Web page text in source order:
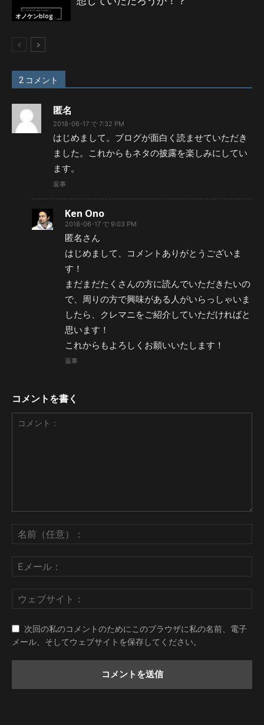
オノケンblog
2 コメント
匿名
2018-06-17 で 7:32 PM
はじめまして。ブログが面白く読ませていただき
ました。これからもネタの披露を楽しみにしてい
ます。
返事
Ken Ono
2018-06-17 で 9:03 PM
匿名さん
はじめまして、コメントありがとうございま
す！
まだまだたくさんの方に読んでいただきたいの
で、周りの方で興味がある人がいらっしゃいま
したら、クレマニをご紹介していただければと
思います！
これからもよろしくお願いいたします！
返事
コメントを書く
次回の私のコメントのためにこのブラウザに私の名前、電子
メール、そしてウェブサイトを保存してください。